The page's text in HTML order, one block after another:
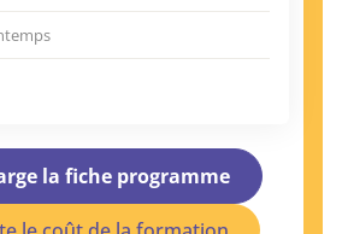
la fiche programme